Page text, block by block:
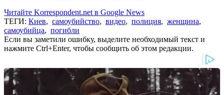
Читайте Korrespondent.net в Google News
ТЕГИ: Киев, самоубийство, видео, полиция, женщина,
самоубийца, погибли
Если вы заметили ошибку, выделите необходимый текст и
нажмите Ctrl+Enter, чтобы сообщить об этом редакции.